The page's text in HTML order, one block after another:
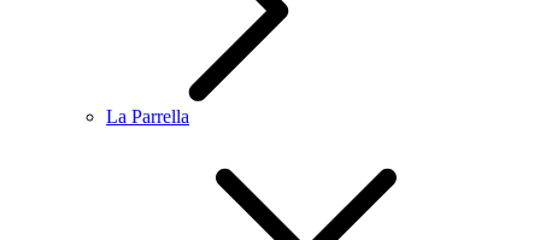
La Parrella